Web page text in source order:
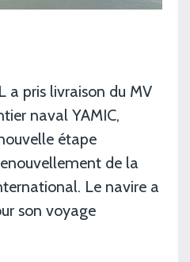
a pris livraison du MV
naval YAMIC,
étape
de la
Le navire a
son voyage